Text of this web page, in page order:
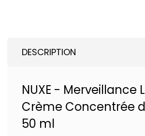
DESCRIPTION
NUXE - Merveillance
Crème Concentrée
50 ml